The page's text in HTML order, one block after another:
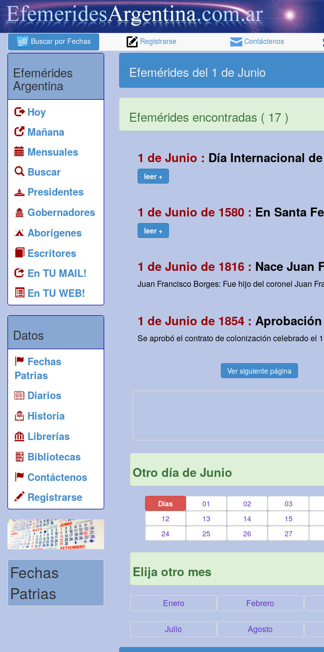
Buscar por Fechas Registrarse Contáctenos
Efemérides
Argentina
Hoy
Mañana
Mensuales
Buscar
Presidentes
Gobernadores
Aborígenes
Escritores
En TU MAIL!
En TU WEB!
Datos
Fechas
Patrias
Diarios
Historia
Librerías
Bibliotecas
Contáctenos
Registrarse
Fechas
Patrias
Efemérides del 1 de Junio
Efemérides encontradas ( 17 )
1 de Junio : Día Internacional
leer +
1 de Junio de 1580 : En Santa
leer +
1 de Junio de 1816 : Nace Juan
Juan Francisco Borges: Fue hijo del coronel Juan
1 de Junio de 1854 :
Se aprobó el contrato de colonización celebrado el
Ver siguiente página
Otro día de Junio
Días 01 02 03
12
13 14 15
24
25 26 27
Elija otro mes
Enero Febrero
Julio Agosto